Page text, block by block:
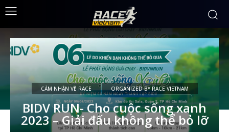
CẢM NHẬN VỀ RACE ORGANIZED BY RACE VIETNAM
BIDV RUN- Cho cuộc sống xanh
2023 – Giải đấu không thể bỏ lỡ